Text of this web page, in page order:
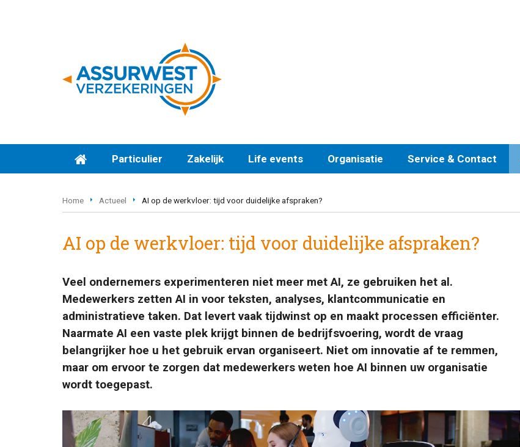
Particulier Zakelijk Life events Organisatie Service & Contact
Home Actueel AI op de werkvloer: tijd voor duidelijke afspraken?
AI op de werkvloer: tijd voor duidelijke afspraken?
Veel ondernemers experimenteren niet meer met AI, ze gebruiken het al.
Medewerkers zetten AI in voor teksten, analyses, klantcommunicatie en
administratieve taken. Dat levert vaak tijdwinst op en maakt processen efficiënter.
Naarmate AI een vaste plek krijgt binnen de bedrijfsvoering, wordt de vraag
belangrijker hoe u het gebruik ervan organiseert. Niet om innovatie af te remmen,
maar om ervoor te zorgen dat medewerkers weten hoe AI binnen uw organisatie
wordt toegepast.